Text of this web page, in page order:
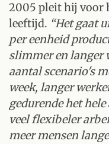
2005 pleit hij voor
leeftijd. “Het gaat
per eenheid
slimmer en langer
aantal scenario's
week, langer
gedurende het
veel flexibeler
meer mensen